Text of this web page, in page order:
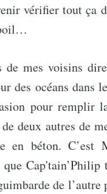
vérifier tout ça
mes voisins
des océans dans
pour remplir
deux autres de
en béton. C’est
de l’autre